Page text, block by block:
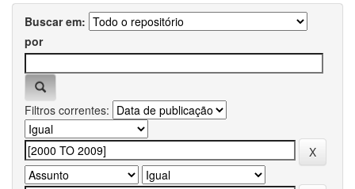
Buscar em:
por
Filtros correntes: